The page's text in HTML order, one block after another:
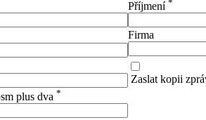
Příjmení *
Firma
Zaslat kopii
plus dva *